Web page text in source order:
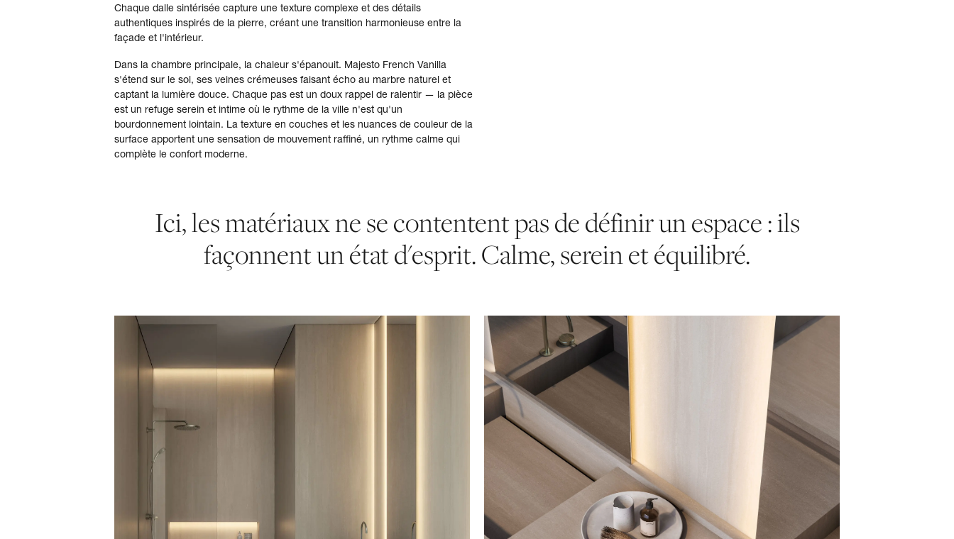
Chaque dalle sintérisée capture une texture complexe et des détails
authentiques inspirés de la pierre, créant une transition harmonieuse entre la
façade et l'intérieur.
Dans la chambre principale, la chaleur s'épanouit. Majesto French Vanilla
s'étend sur le sol, ses veines crémeuses faisant écho au marbre naturel et
captant la lumière douce. Chaque pas est un doux rappel de ralentir — la pièce
est un refuge serein et intime où le rythme de la ville n'est qu'un
bourdonnement lointain. La texture en couches et les nuances de couleur de la
surface apportent une sensation de mouvement raffiné, un rythme calme qui
complète le confort moderne.
Ici, les matériaux ne se contentent pas de définir un espace : ils
façonnent un état d'esprit. Calme, serein et équilibré.